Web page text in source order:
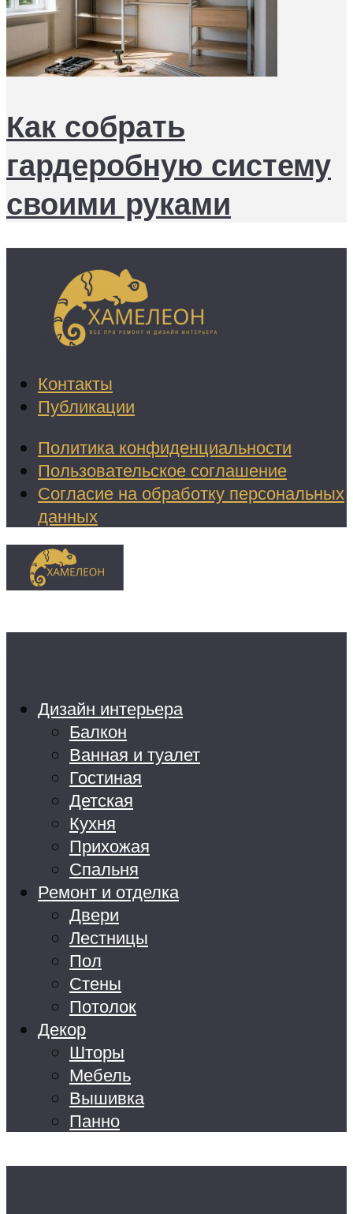
Как собрать
гардеробную систему
своими руками
Контакты
Публикации
Политика конфиденциальности
Пользовательское соглашение
Согласие на обработку персональных
данных
Дизайн интерьера
Балкон
Ванная и туалет
Гостиная
Детская
Кухня
Прихожая
Спальня
Ремонт и отделка
Двери
Лестницы
Пол
Стены
Потолок
Декор
Шторы
Мебель
Вышивка
Панно